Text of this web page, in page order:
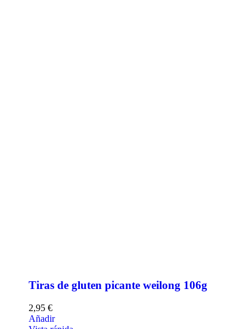
Tiras de gluten picante weilong 106g
2,95 €
Añadir